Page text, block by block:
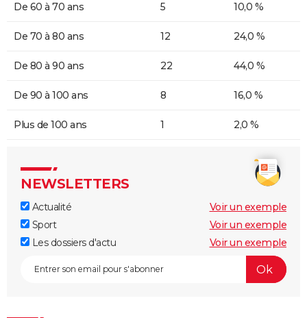
De 60 à 70 ans 5 10,0 %
De 70 à 80 ans 12 24,0 %
De 80 à 90 ans 22 44,0 %
De 90 à 100 ans 8 16,0 %
Plus de 100 ans 1 2,0 %
NEWSLETTERS
Actualité
Voir un exemple
Sport
Voir un exemple
Les dossiers d'actu
Voir un exemple